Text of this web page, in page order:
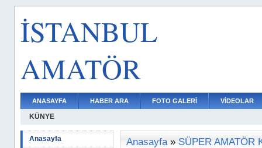
İSTANBUL
AMATÖR
ANASAYFA HABER ARA FOTO GALERİ VİDEOLAR
KÜNYE
Anasayfa
Anasayfa» SÜPER AMATÖR